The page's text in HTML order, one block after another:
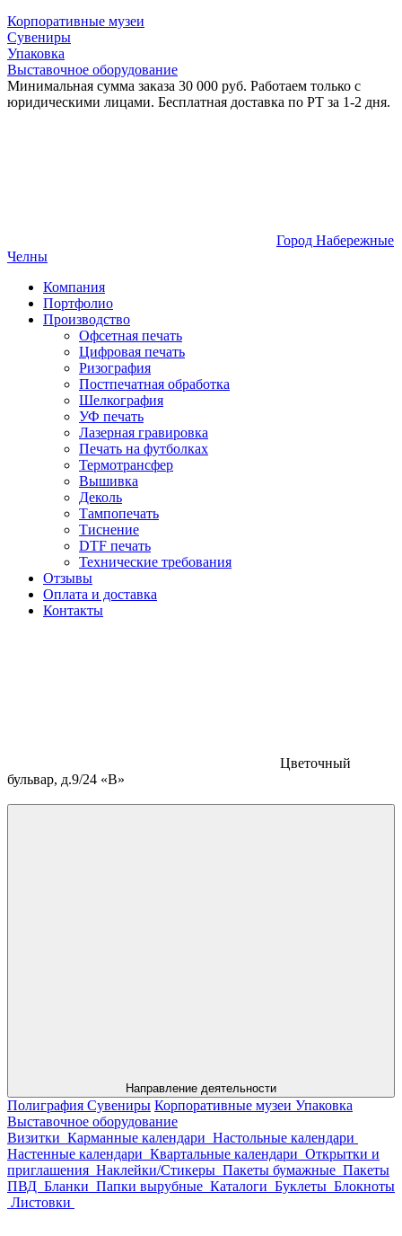
Корпоративные музеи
Сувениры
Упаковка
Выставочное оборудование
Минимальная сумма заказа 30 000 руб. Работаем только с
юридическими лицами. Бесплатная доставка по РТ за 1-2 дня.
Город Набережные
Челны
Компания
Портфолио
Производство
Офсетная печать
Цифровая печать
Ризография
Постпечатная обработка
Шелкография
УФ печать
Лазерная гравировка
Печать на футболках
Термотрансфер
Вышивка
Деколь
Тампопечать
Тиснение
DTF печать
Технические требования
Отзывы
Оплата и доставка
Контакты
Цветочный
бульвар, д.9/24 «В»
Направление деятельности
Полиграфия Сувениры Корпоративные музеи Упаковка
Выставочное оборудование
Визитки Карманные календари Настольные календари
Настенные календари Квартальные календари Открытки и
приглашения Наклейки/Стикеры Пакеты бумажные Пакеты
ПВД Бланки Папки вырубные Каталоги Буклеты Блокноты
Листовки